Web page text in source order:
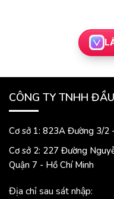
CÔNG TY TNHH
Cơ sở 1: 823A Đường 3/2
Cơ sở 2: 227 Đường
Quận 7 - Hồ Chí Minh
Địa chỉ sau sát nhập: